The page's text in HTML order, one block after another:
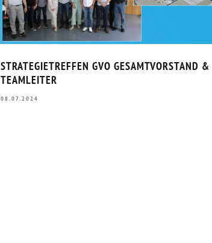
STRATEGIETREFFEN GVO GESAMTVORSTAND &
TEAMLEITER
08.07.2024